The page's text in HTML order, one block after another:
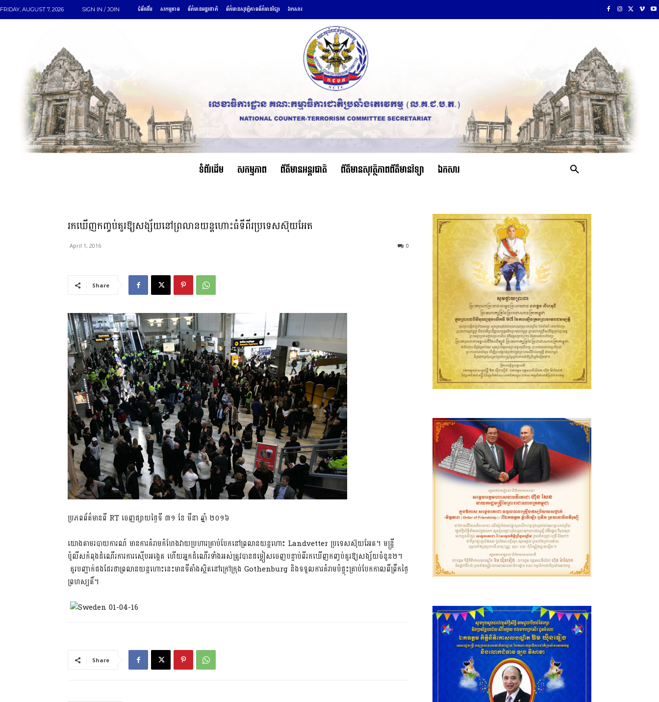
FRIDAY, AUGUST 7, 2026 SIGN IN / JOIN ទំព័រដើម សកម្មភាព ព័ត៌មានអន្តរជាតិ ព័ត៌មានសុវត្ថិភាពព័ត៌មានវិទ្យា ឯកសារ
ទំព័រដើម សកម្មភាព ព័ត៌មានអន្តរជាតិ ព័ត៌មានសុវត្ថិភាពព័ត៌មានវិទ្យា ឯកសារ
រកឃើញកញ្ចប់គួរឱ្យសង្ស័យនៅព្រលានយន្តហោះធំទីពីរប្រទេសស៊ុយអែត
April 1, 2016 0
Share
ប្រភពព័ត៌មានពី​ RT ចេញផ្សាយថ្ងៃទី ៣១ ខែ មីនា ឆ្នាំ ២០១៦
យោងតាមរបាយការណ៍ មានការគំរាមកំហែងវាយប្រហារគ្រាប់បែកនៅព្រលានយន្តហោះ Landvetter ប្រទេសស៊ុយអែត។ មន្ត្រី
ប៉ូលីសកំពុងដំណើរការការស៊ើបអង្កេត ហើយអ្នកដំណើរទាំងអស់ត្រូវបានជម្លៀសចេញបន្ទាប់ពីរកឃើញកញ្ចប់គួរឱ្យសង្ស័យចំនួន២។
គួរបញ្ជាក់ផងដែរថាព្រលានយន្តហោះនេះមានទីតាំងស្ថិតនៅក្រៅក្រុង Gothenburg និងទទួលការគំរាមបំផ្ទុះគ្រាប់បែកកាលពីព្រឹកថ្ងៃ
ព្រហស្បតិ៍។
Share